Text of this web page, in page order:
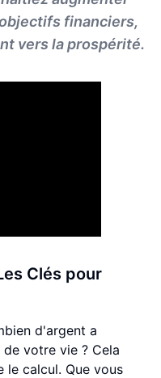
financiers,
vers la prospérité.
Clés pour
d'argent a
votre vie ? Cela
le calcul. Que vous